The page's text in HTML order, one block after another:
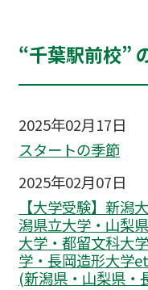
“千葉駅前校”
2025年02月17日
スタートの季節
2025年02月07日
【大学受験】新潟
潟県立大学・山梨
大学・都留文科大
学・長岡造形大学
(新潟県・山梨県・